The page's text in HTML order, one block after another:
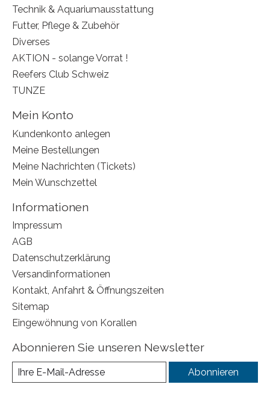
Technik & Aquariumausstattung
Futter, Pflege & Zubehör
Diverses
AKTION - solange Vorrat !
Reefers Club Schweiz
TUNZE
Mein Konto
Kundenkonto anlegen
Meine Bestellungen
Meine Nachrichten (Tickets)
Mein Wunschzettel
Informationen
Impressum
AGB
Datenschutzerklärung
Versandinformationen
Kontakt, Anfahrt & Öffnungszeiten
Sitemap
Eingewöhnung von Korallen
Abonnieren Sie unseren Newsletter
Abonnieren